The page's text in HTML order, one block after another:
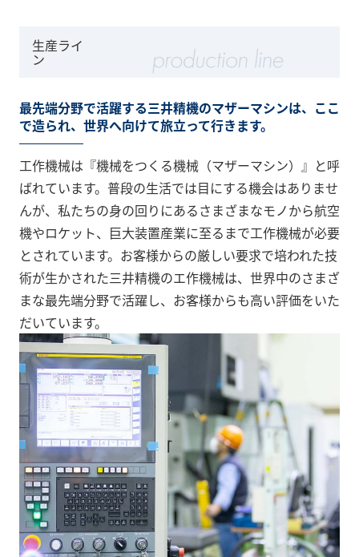
生産ライ
ン
最先端分野で活躍する三井精機のマザーマシンは、ここ
で造られ、世界へ向けて旅立って行きます。
工作機械は『機械をつくる機械（マザーマシン）』と呼
ばれています。普段の生活では目にする機会はありませ
んが、私たちの身の回りにあるさまざまなモノから航空
機やロケット、巨大装置産業に至るまで工作機械が必要
とされています。お客様からの厳しい要求で培われた技
術が生かされた三井精機のエ作機械は、世界中のさまざ
まな最先端分野で活躍し、お客様からも高い評価をいた
だいています。